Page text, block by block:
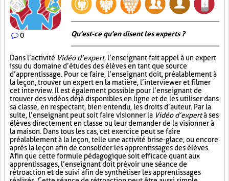
0 Qu'est-ce qu'en disent les experts ?
Dans l’activité Vidéo d’expert, l’enseignant fait appel à un expert
issu du domaine d’études des élèves en tant que source
d’apprentissage. Pour ce faire, l’enseignant doit, préalablement à
la leçon, trouver un expert en la matière, l’interviewer et filmer
cet interview. Il est également possible pour l’enseignant de
trouver des vidéos déjà disponibles en ligne et de les utiliser dans
sa classe, en respectant, bien entendu, les droits d’auteur. Par la
suite, l’enseignant peut soit faire visionner la Vidéo d’expertà ses
élèves directement en classe ou leur demander de la visionner à
la maison. Dans tous les cas, cet exercice peut se faire
préalablement à la leçon, telle une activité brise-glace, ou encore
après la leçon afin de consolider les apprentissages des élèves.
Afin que cette formule pédagogique soit efficace quant aux
apprentissages, l’enseignant doit prévoir une séance de
rétroaction et de suivi afin de synthétiser les apprentissages